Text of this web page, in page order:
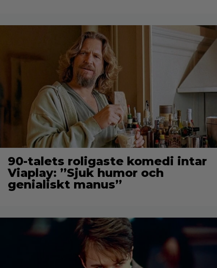
90-talets roligaste komedi intar
Viaplay: ”Sjuk humor och
genialiskt manus”